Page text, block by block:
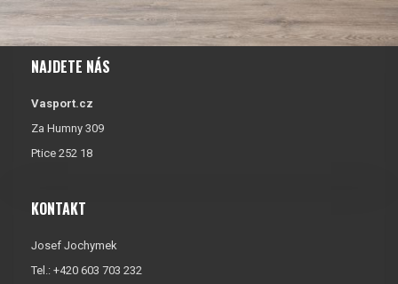
NAJDETE NÁS
Vasport.cz
Za Humny 309
Ptice 252 18
KONTAKT
Josef Jochymek
Tel.: +420 603 703 232